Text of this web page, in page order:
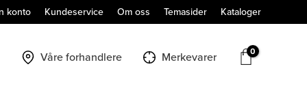
konto Kundeservice Om oss Temasider Kataloger
Våre forhandlere Merkevarer